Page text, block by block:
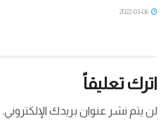
اترك تعليقاً
لن يتم نشر عنوان بريدك الإلكتروني.